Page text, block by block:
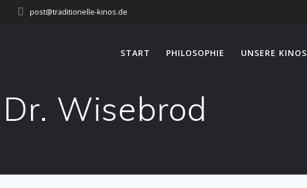
post@traditionelle-kinos.de
START PHILOSOPHIE UNSERE KINOS
Dr. Wisebrod